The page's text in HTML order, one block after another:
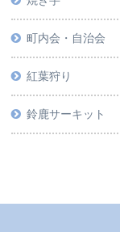
町内会・自治会
紅葉狩り
鈴鹿サーキット